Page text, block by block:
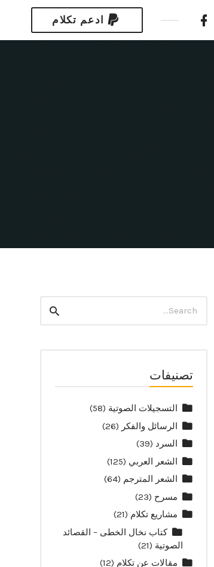
ادعم تكلام
for:
Search
تصنيفات
التسجيلات الصوتية (58)
الرسائل والفكر (26)
السرد (39)
الشعر العربي (125)
الشعر المترجم (64)
مسرح (23)
مشاريع تكلام (21)
كتاب نخال الخطى – القصائد
الصوتية (21)
مقالات عن تكلام (12)